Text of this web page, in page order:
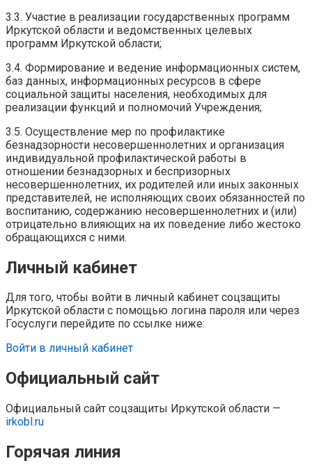
3.3. Участие в реализации государственных программ
Иркутской области и ведомственных целевых
программ Иркутской области;
3.4. Формирование и ведение информационных систем,
баз данных, информационных ресурсов в сфере
социальной защиты населения, необходимых для
реализации функций и полномочий Учреждения;
3.5. Осуществление мер по профилактике
безнадзорности несовершеннолетних и организация
индивидуальной профилактической работы в
отношении безнадзорных и беспризорных
несовершеннолетних, их родителей или иных законных
представителей, не исполняющих своих обязанностей по
воспитанию, содержанию несовершеннолетних и (или)
отрицательно влияющих на их поведение либо жестоко
обращающихся с ними.
Личный кабинет
Для того, чтобы войти в личный кабинет соцзащиты
Иркутской области с помощью логина пароля или через
Госуслуги перейдите по ссылке ниже:
Войти в личный кабинет
Официальный сайт
Официальный сайт соцзащиты Иркутской области —
irkobl.ru
Горячая линия